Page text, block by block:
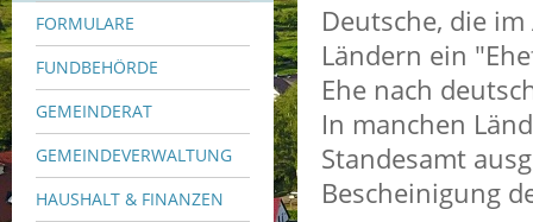
FORMULARE
FUNDBEHÖRDE
GEMEINDERAT
GEMEINDEVERWALTUNG
HAUSHALT & FINANZEN
Deutsche, die
Ländern ein
Ehe nach
In manchen
Standesamt
Bescheinigung